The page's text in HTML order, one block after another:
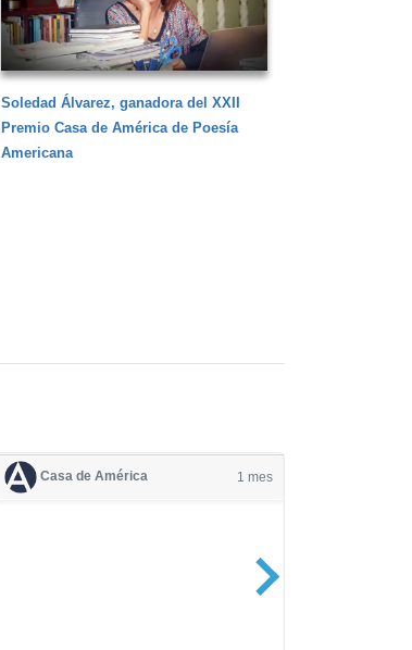
Soledad Álvarez, ganadora del XXII
Premio Casa de América de Poesía
Americana
Casa de América 1 mes